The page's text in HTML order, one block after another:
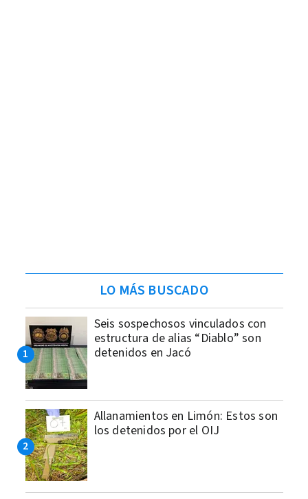
LO MÁS BUSCADO
Seis sospechosos vinculados con
estructura de alias “Diablo” son
detenidos en Jacó
Allanamientos en Limón: Estos son
los detenidos por el OIJ